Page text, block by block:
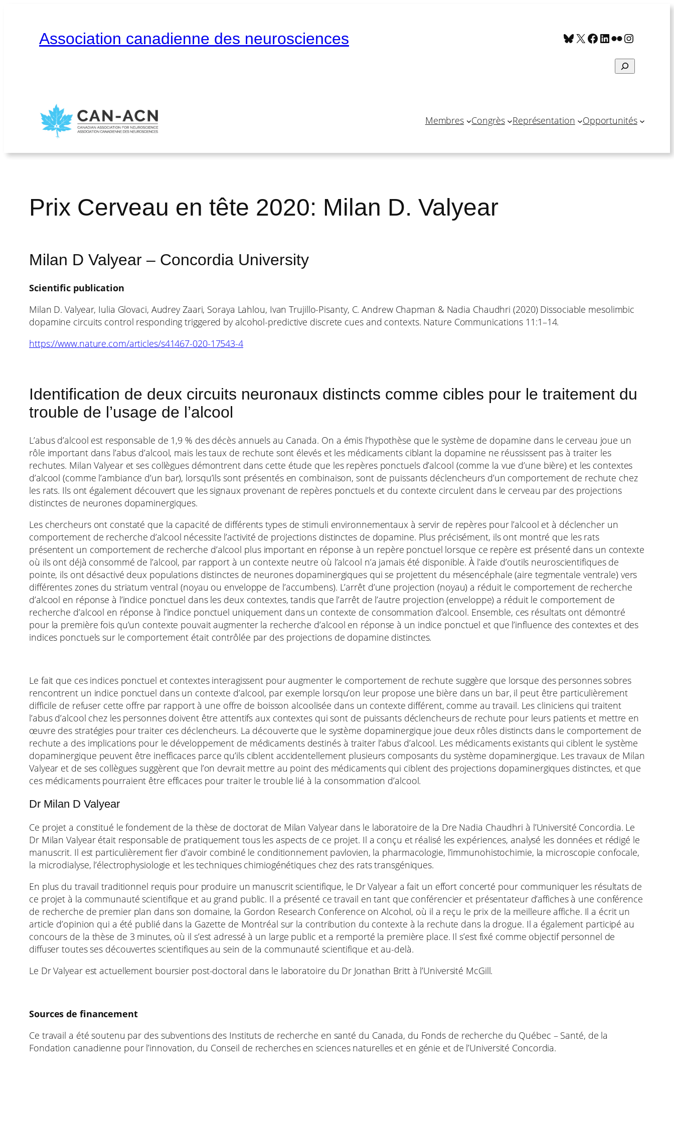
Association canadienne des neurosciences Bluesky
X Facebook
LinkedIn
Flickr
Search
Membres Congrès Représentation Opportunités
Prix Cerveau en tête 2020: Milan D. Valyear
Milan D Valyear – Concordia University
Scientific publication
Milan D. Valyear, Iulia Glovaci, Audrey Zaari, Soraya Lahlou, Ivan Trujillo-Pisanty, C. Andrew Chapman & Nadia Chaudhri (2020) Dissociable mesolimbic
dopamine circuits control responding triggered by alcohol-predictive discrete cues and contexts. Nature Communications 11:1–14.
https://www.nature.com/articles/s41467-020-17543-4
Identification de deux circuits neuronaux distincts comme cibles pour le traitement du
trouble de l’usage de l’alcool
L’abus d’alcool est responsable de 1,9 % des décès annuels au Canada. On a émis l’hypothèse que le système de dopamine dans le cerveau joue un
rôle important dans l’abus d’alcool, mais les taux de rechute sont élevés et les médicaments ciblant la dopamine ne réussissent pas à traiter les
rechutes. Milan Valyear et ses collègues démontrent dans cette étude que les repères ponctuels d’alcool (comme la vue d’une bière) et les contextes
d’alcool (comme l’ambiance d’un bar), lorsqu’ils sont présentés en combinaison, sont de puissants déclencheurs d’un comportement de rechute chez
les rats. Ils ont également découvert que les signaux provenant de repères ponctuels et du contexte circulent dans le cerveau par des projections
distinctes de neurones dopaminergiques.
Les chercheurs ont constaté que la capacité de différents types de stimuli environnementaux à servir de repères pour l’alcool et à déclencher un
comportement de recherche d’alcool nécessite l’activité de projections distinctes de dopamine. Plus précisément, ils ont montré que les rats
présentent un comportement de recherche d’alcool plus important en réponse à un repère ponctuel lorsque ce repère est présenté dans un contexte
où ils ont déjà consommé de l’alcool, par rapport à un contexte neutre où l’alcool n’a jamais été disponible. À l’aide d’outils neuroscientifiques de
pointe, ils ont désactivé deux populations distinctes de neurones dopaminergiques qui se projettent du mésencéphale (aire tegmentale ventrale) vers
différentes zones du striatum ventral (noyau ou enveloppe de l’accumbens). L’arrêt d’une projection (noyau) a réduit le comportement de recherche
d’alcool en réponse à l’indice ponctuel dans les deux contextes, tandis que l’arrêt de l’autre projection (enveloppe) a réduit le comportement de
recherche d’alcool en réponse à l’indice ponctuel uniquement dans un contexte de consommation d’alcool. Ensemble, ces résultats ont démontré
pour la première fois qu’un contexte pouvait augmenter la recherche d’alcool en réponse à un indice ponctuel et que l’influence des contextes et des
indices ponctuels sur le comportement était contrôlée par des projections de dopamine distinctes.
Le fait que ces indices ponctuel et contextes interagissent pour augmenter le comportement de rechute suggère que lorsque des personnes sobres
rencontrent un indice ponctuel dans un contexte d’alcool, par exemple lorsqu’on leur propose une bière dans un bar, il peut être particulièrement
difficile de refuser cette offre par rapport à une offre de boisson alcoolisée dans un contexte différent, comme au travail. Les cliniciens qui traitent
l’abus d’alcool chez les personnes doivent être attentifs aux contextes qui sont de puissants déclencheurs de rechute pour leurs patients et mettre en
œuvre des stratégies pour traiter ces déclencheurs. La découverte que le système dopaminergique joue deux rôles distincts dans le comportement de
rechute a des implications pour le développement de médicaments destinés à traiter l’abus d’alcool. Les médicaments existants qui ciblent le système
dopaminergique peuvent être inefficaces parce qu’ils ciblent accidentellement plusieurs composants du système dopaminergique. Les travaux de Milan
Valyear et de ses collègues suggèrent que l’on devrait mettre au point des médicaments qui ciblent des projections dopaminergiques distinctes, et que
ces médicaments pourraient être efficaces pour traiter le trouble lié à la consommation d’alcool.
Dr Milan D Valyear
Ce projet a constitué le fondement de la thèse de doctorat de Milan Valyear dans le laboratoire de la Dre Nadia Chaudhri à l’Université Concordia. Le
Dr Milan Valyear était responsable de pratiquement tous les aspects de ce projet. Il a conçu et réalisé les expériences, analysé les données et rédigé le
manuscrit. Il est particulièrement fier d’avoir combiné le conditionnement pavlovien, la pharmacologie, l’immunohistochimie, la microscopie confocale,
la microdialyse, l’électrophysiologie et les techniques chimiogénétiques chez des rats transgéniques.
En plus du travail traditionnel requis pour produire un manuscrit scientifique, le Dr Valyear a fait un effort concerté pour communiquer les résultats de
ce projet à la communauté scientifique et au grand public. Il a présenté ce travail en tant que conférencier et présentateur d’affiches à une conférence
de recherche de premier plan dans son domaine, la Gordon Research Conference on Alcohol, où il a reçu le prix de la meilleure affiche. Il a écrit un
article d’opinion qui a été publié dans la Gazette de Montréal sur la contribution du contexte à la rechute dans la drogue. Il a également participé au
concours de la thèse de 3 minutes, où il s’est adressé à un large public et a remporté la première place. Il s’est fixé comme objectif personnel de
diffuser toutes ses découvertes scientifiques au sein de la communauté scientifique et au-delà.
Le Dr Valyear est actuellement boursier post-doctoral dans le laboratoire du Dr Jonathan Britt à l’Université McGill.
Sources de financement
Ce travail a été soutenu par des subventions des Instituts de recherche en santé du Canada, du Fonds de recherche du Québec – Santé, de la
Fondation canadienne pour l’innovation, du Conseil de recherches en sciences naturelles et en génie et de l’Université Concordia.